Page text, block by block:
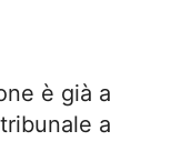
è già a
a